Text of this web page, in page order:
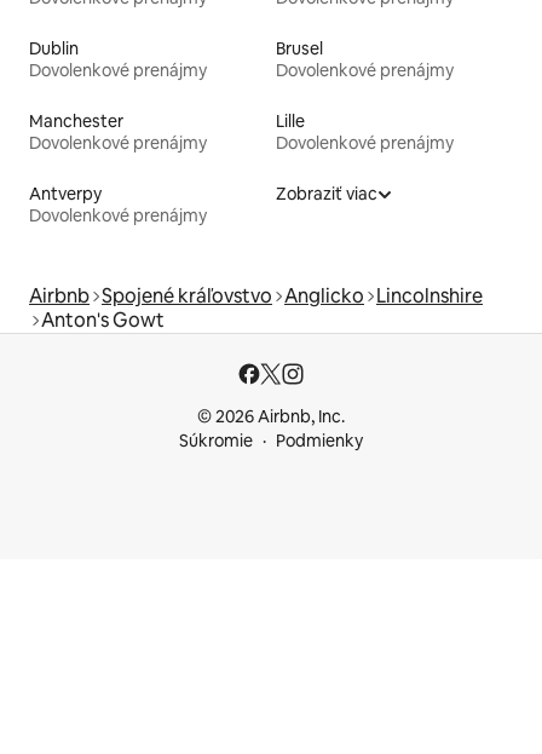
Dublin
Dovolenkové prenájmy
Brusel
Dovolenkové prenájmy
Manchester
Dovolenkové prenájmy
Lille
Dovolenkové prenájmy
Antverpy
Dovolenkové prenájmy
Zobraziť viac
Airbnb Spojené kráľovstvo Anglicko Lincolnshire
Anton's Gowt
© 2026 Airbnb, Inc.
Súkromie
Podmienky